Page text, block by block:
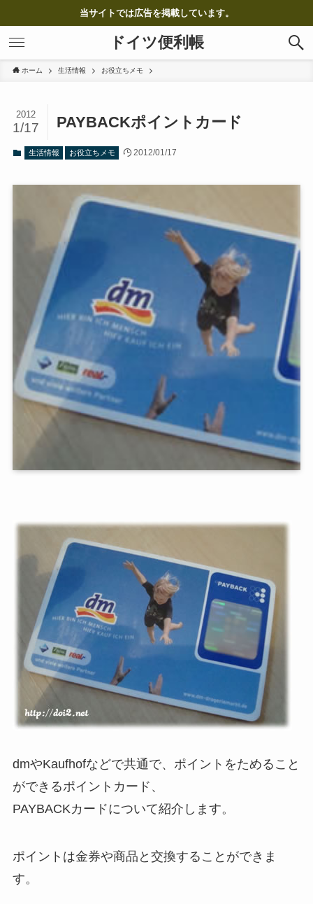
当サイトでは広告を掲載しています。
ドイツ便利帳
ホーム 生活情報 お役立ちメモ
PAYBACKポイントカード
2012
1/17
生活情報 お役立ちメモ 2012/01/17
dmやKaufhofなどで共通で、ポイントをためること
ができるポイントカード、
PAYBACKカードについて紹介します。
ポイントは金券や商品と交換することができま
す。